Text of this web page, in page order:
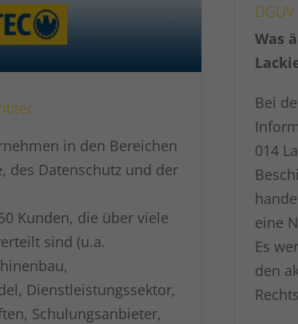
in den Bereichen
des Datenschutz und der
Kunden, die über viele
sind (u.a.
Dienstleistungssektor,
Schulungsanbieter,
Was
Bei
014
eine
Es
den